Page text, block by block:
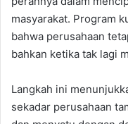
masyarakat. Program
bahwa perusahaan
bahkan ketika tak lagi
Langkah ini
sekadar perusahaan